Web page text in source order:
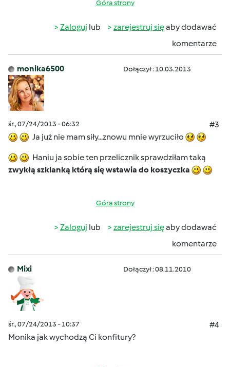
Góra strony
Zaloguj lub zarejestruj sięaby dodawać
komentarze
monika6500 Dołączył : 10.03.2013
śr., 07/24/2013 - 06:32
#3
Ja już nie mam siły...znowu mnie wyrzuciło
Haniu ja sobie ten przelicznik sprawdziłam taką
zwykłą szklanką którą się wstawia do koszyczka
Góra strony
Zaloguj lub zarejestruj sięaby dodawać
komentarze
Mixi Dołączył : 08.11.2010
śr., 07/24/2013 - 10:37
#4
Monika jak wychodzą Ci konfitury?